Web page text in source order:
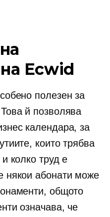
Ecwid
полезен за
й позволява
календара, за
които трябва
колко труд е
някои абонати може
общото
означава, че